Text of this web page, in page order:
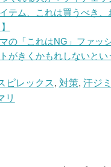
テム、これは買うべき、
の「これはNG」ファッ
がきくかもれしないとい
ピレックス, 対策, 汗ジミ
リ